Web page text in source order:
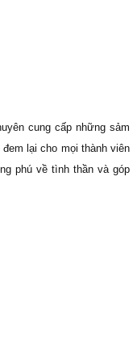
cung cấp những sảm
lại cho mọi thành viên
phú về tình thần và góp